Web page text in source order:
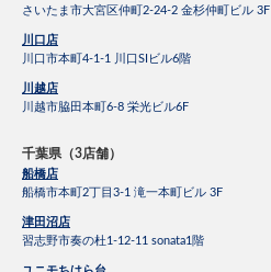
さいたま市大宮区仲町2-24-2 金杉仲町ビル 3F
川口店
川口市本町4-1-1 川口SIビル6階
川越店
川越市脇田本町6-8 栄光ビル6F
千葉県（3店舗）
船橋店
船橋市本町2丁目3-1 滝一本町ビル 3F
津田沼店
習志野市奏の杜1-12-11 sonata1階